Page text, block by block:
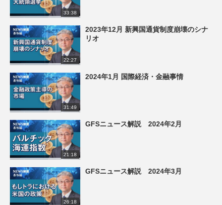
33:38
22:27
2023年12月 新興国通貨制度崩壊のシナ
リオ
31:49
2024年1月 国際経済・金融事情
21:18
GFSニュース解説 2024年2月
26:18
GFSニュース解説 2024年3月